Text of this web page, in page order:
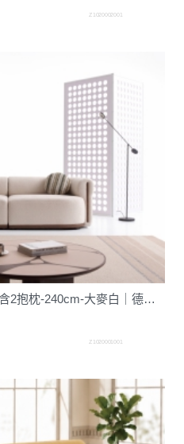
Z1020002001
【山丘】紋理貓抓絨布沙發-含2抱枕-240cm-大麥白｜德新家具
Z1020001001